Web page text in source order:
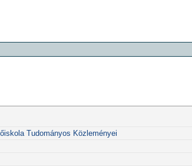
Tudományos Közleményei